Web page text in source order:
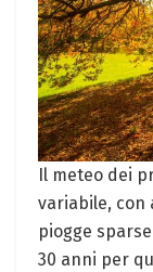
Il meteo dei
variabile, con
piogge
30 anni per